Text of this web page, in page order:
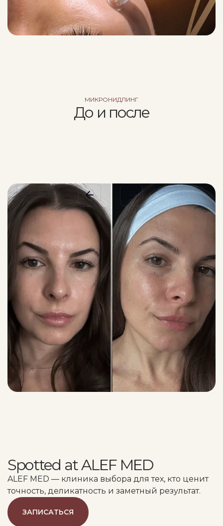
МИКРОНИДЛИНГ
До и после
Slide 4 of 5.
Spotted at ALEF MED
ALEF MED — клиника выбора для тех, кто ценит
точность, деликатность и заметный результат.
ЗАПИСАТЬСЯ